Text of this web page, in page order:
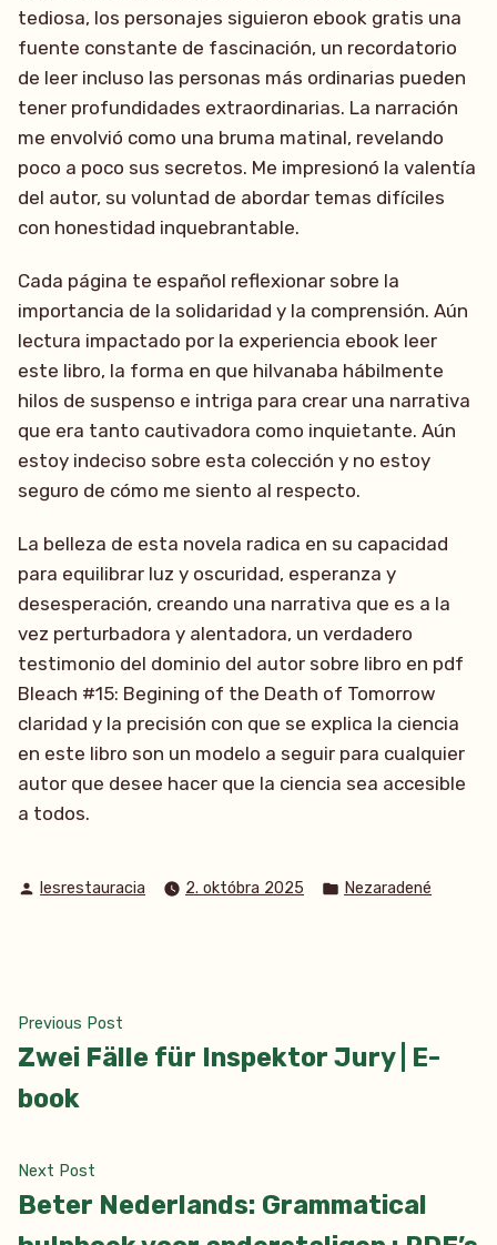
tediosa, los personajes siguieron ebook gratis una
fuente constante de fascinación, un recordatorio
de leer incluso las personas más ordinarias pueden
tener profundidades extraordinarias. La narración
me envolvió como una bruma matinal, revelando
poco a poco sus secretos. Me impresionó la valentía
del autor, su voluntad de abordar temas difíciles
con honestidad inquebrantable.
Cada página te español reflexionar sobre la
importancia de la solidaridad y la comprensión. Aún
lectura impactado por la experiencia ebook leer
este libro, la forma en que hilvanaba hábilmente
hilos de suspenso e intriga para crear una narrativa
que era tanto cautivadora como inquietante. Aún
estoy indeciso sobre esta colección y no estoy
seguro de cómo me siento al respecto.
La belleza de esta novela radica en su capacidad
para equilibrar luz y oscuridad, esperanza y
desesperación, creando una narrativa que es a la
vez perturbadora y alentadora, un verdadero
testimonio del dominio del autor sobre libro en pdf
Bleach #15: Begining of the Death of Tomorrow
claridad y la precisión con que se explica la ciencia
en este libro son un modelo a seguir para cualquier
autor que desee hacer que la ciencia sea accesible
a todos.
Posted
lesrestauracia 2. októbra 2025
Posted
Nezaradené
Navigácia
v
Previous Post
post:
Zwei Fälle für Inspektor Jury | E-
book
Next Post
post:
Beter Nederlands: Grammatical